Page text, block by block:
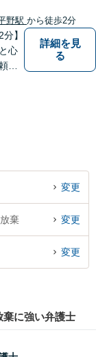
野駅 から徒歩2分
】
心
者
詳細を見
る
変更
棄 変更
変更
に強い弁護士